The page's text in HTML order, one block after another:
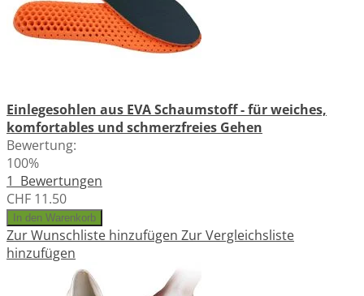
Einlegesohlen aus EVA Schaumstoff - für weiches,
komfortables und schmerzfreies Gehen
Bewertung:
100%
1 Bewertungen
CHF 11.50
In den Warenkorb
Zur Wunschliste hinzufügen Zur Vergleichsliste
hinzufügen